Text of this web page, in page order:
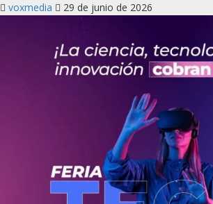
voxmedia 29 de junio de 2026